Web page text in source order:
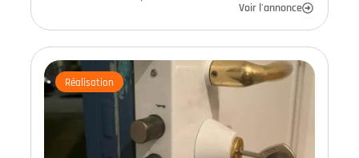
Voir l'annonce
Réalisation